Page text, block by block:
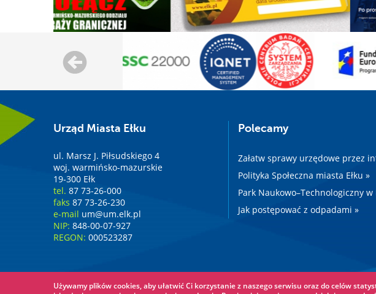
Urząd Miasta Ełku
ul. Marsz J. Piłsudskiego 4
woj. warmińsko-mazurskie
19-300 Ełk
tel. 87 73-26-000
faks 87 73-26-230
e-mail um@um.elk.pl
NIP: 848-00-07-927
REGON: 000523287
Polecamy
Załatw sprawy urzędowe przez
Polityka Społeczna miasta Ełku »
Park Naukowo–Technologiczny w
Jak postępować z odpadami »
Używamy plików cookies, aby ułatwić Ci korzystanie z naszego serwisu oraz do celów